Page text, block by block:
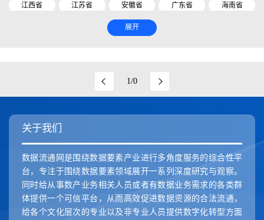
江西省 江苏省 安徽省 广东省 海南省
云南省
展开
1/0
关于我们
数据流通网是围绕数据要素产业进行多角度服务的综合性平
台，专注于围绕数据要素领域展开一系列深度研究与观察。
同时给从事数产业务相关人员或者有数据业务需求的各类群
体提供一个可信平台，从而高效促进数据资源的合法流通，
给各个文化层次的专业以及非专业人员提供数字化转型方面